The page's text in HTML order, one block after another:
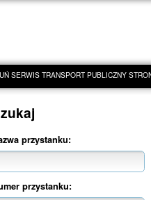
SERWIS TRANSPORT PUBLICZNY
przystanku:
przystanku: